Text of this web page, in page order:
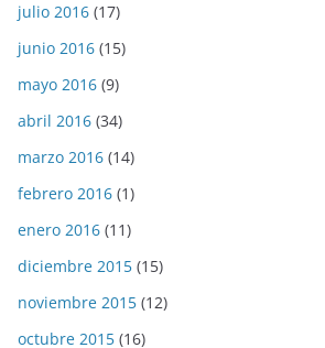
julio 2016 (17)
junio 2016 (15)
mayo 2016 (9)
abril 2016 (34)
marzo 2016 (14)
febrero 2016 (1)
enero 2016 (11)
diciembre 2015 (15)
noviembre 2015 (12)
octubre 2015 (16)